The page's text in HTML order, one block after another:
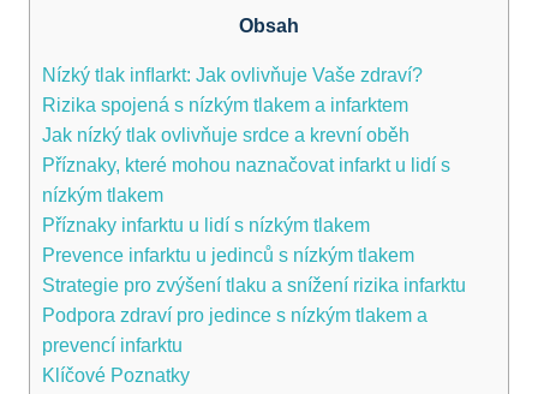
Obsah
Nízký⁢ tlak inﬂarkt: Jak⁤ ovlivňuje Vaše zdraví?
Rizika spojená s nízkým ⁣tlakem a infarktem
Jak nízký tlak ovlivňuje srdce a krevní oběh
Příznaky, ⁢které mohou naznačovat​ infarkt u lidí s
nízkým tlakem
Příznaky infarktu u lidí s nízkým tlakem
Prevence⁢ infarktu u jedinců​ s nízkým tlakem
Strategie pro zvýšení tlaku a snížení rizika infarktu
Podpora ⁣zdraví​ pro⁤ jedince s nízkým tlakem ‍a
prevencí infarktu
Klíčové Poznatky